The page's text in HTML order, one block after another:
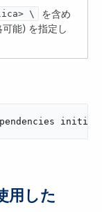
\
を含め
能) を指定し
用した